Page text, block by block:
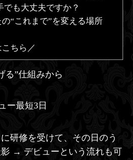
でも大丈夫ですか？
“これまで”を変える場所
ちら／
る”仕組みから
ー最短3日
研修を受けて、その日のう
→ デビューという流れも可